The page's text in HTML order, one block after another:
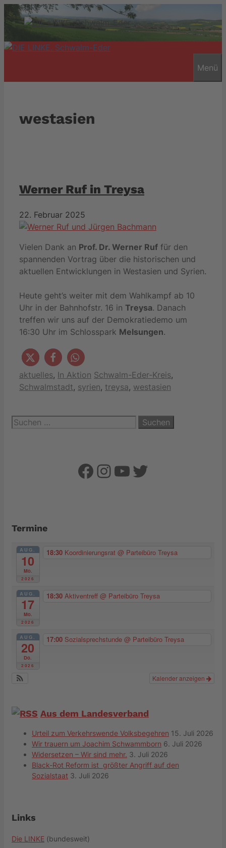
Zum
Inhalt
springen
Menü
westasien
Werner Ruf in Treysa
22. Februar 2025
Vielen Dank an Prof. Dr. Werner Ruf für den
spannenden Vortrag über die historischen und
aktuellen Entwicklungen in Westasien und Syrien.
Heute geht’s weiter mit dem Wahlkampf ab 10
Uhr in der Bahnhofstr. 16 in Treysa. Danach
treffen wir uns auf der Demokratiedemo um
16:30 Uhr im Schlosspark Melsungen.
Kategorien
aktuelles, In Aktion Schlagwörter
Schwalm-Eder-Kreis,
Schwalmstadt, syrien, treysa, westasien
Suchen
nach:
Facebook
Instagram
YouTube
Twitter
Termine
AUG.
10
Mo.
2026
18:30 Koordinierungsrat @ Parteibüro Treysa
AUG.
17
Mo.
2026
18:30 Aktiventreff @ Parteibüro Treysa
AUG.
20
Do.
2026
17:00 Sozialsprechstunde @ Parteibüro Treysa
Kalender anzeigen
Aus dem Landesverband
Urteil zum Verkehrswende Volksbegehren 15. Juli 2026
Wir trauern um Joachim Schwammborn 6. Juli 2026
Widersetzen – Wir sind mehr. 3. Juli 2026
Black-Rot Reform ist größter Angriff auf den
Sozialstaat 3. Juli 2026
Links
Die LINKE (bundesweit)